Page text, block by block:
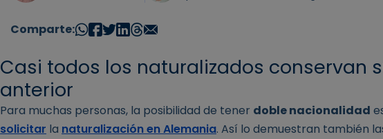
Comparte:
Casi todos los naturalizados conservan
anterior
Para muchas personas, la posibilidad de tener doble nacionalidad
solicitar la naturalización en Alemania. Así lo demuestran también